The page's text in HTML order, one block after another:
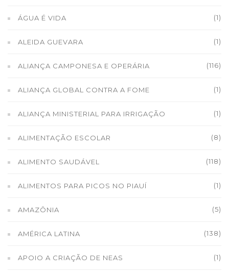
ÁGUA É VIDA (1)
ALEIDA GUEVARA (1)
ALIANÇA CAMPONESA E OPERÁRIA (116)
ALIANÇA GLOBAL CONTRA A FOME (1)
ALIANÇA MINISTERIAL PARA IRRIGAÇÃO (1)
ALIMENTAÇÃO ESCOLAR (8)
ALIMENTO SAUDÁVEL (118)
ALIMENTOS PARA PICOS NO PIAUÍ (1)
AMAZÔNIA (5)
AMÉRICA LATINA (138)
APOIO A CRIAÇÃO DE NEAS (1)